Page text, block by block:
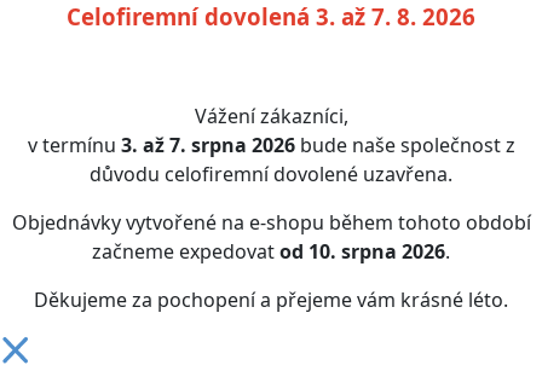
Celofiremní dovolená 3. až 7. 8. 2026
Vážení zákazníci,
v termínu 3. až 7. srpna 2026bude naše společnost z
důvodu celofiremní dovolené uzavřena.
Objednávky vytvořené na e-shopu během tohoto období
začneme expedovatod 10. srpna 2026.
Děkujeme za pochopení a přejeme vám krásné léto.